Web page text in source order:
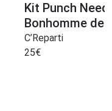
Kit Punch
Bonhomme de
C’Reparti
25€